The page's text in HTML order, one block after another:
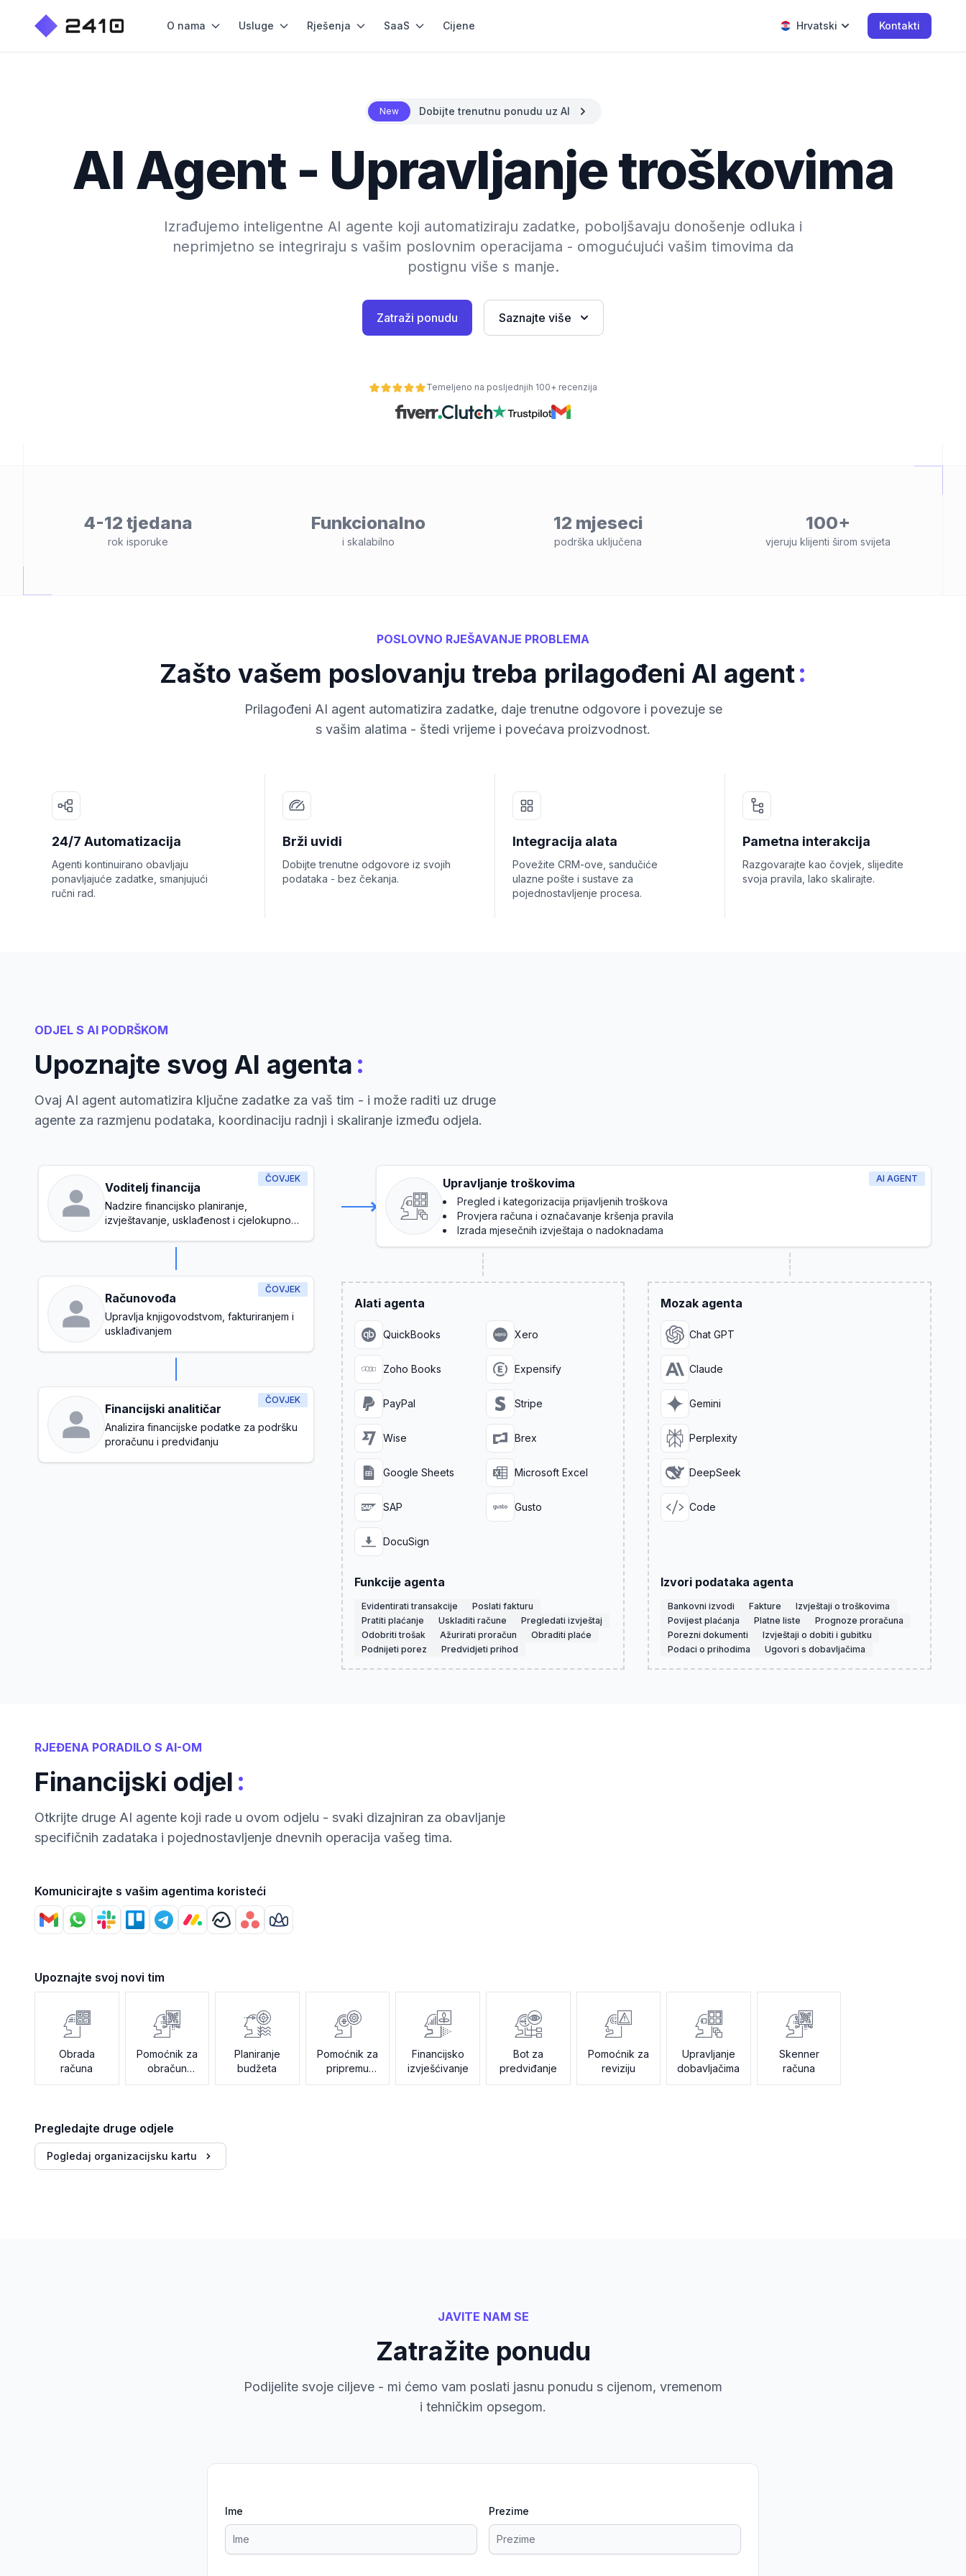
O nama Usluge Rješenja SaaS Cijene Hrvatski Kontakti
New Dobijte trenutnu ponudu uz AI
AI Agent - Upravljanje troškovima
Izrađujemo inteligentne AI agente koji automatiziraju zadatke, poboljšavaju donošenje odluka i
neprimjetno se integriraju s vašim poslovnim operacijama - omogućujući vašim timovima da
postignu više s manje.
Zatraži ponudu Saznajte više
Temeljeno na posljednjih 100+ recenzija
4-12 tjedana
rok isporuke
Funkcionalno
i skalabilno
12 mjeseci
podrška uključena
100+
vjeruju klijenti širom svijeta
POSLOVNO RJEŠAVANJE PROBLEMA
Zašto vašem poslovanju treba prilagođeni AI agent:
Prilagođeni AI agent automatizira zadatke, daje trenutne odgovore i povezuje se
s vašim alatima - štedi vrijeme i povećava proizvodnost.
24/7 Automatizacija
Agenti kontinuirano obavljaju
ponavljajuće zadatke, smanjujući
ručni rad.
Brži uvidi
Dobijte trenutne odgovore iz svojih
podataka - bez čekanja.
Integracija alata
Povežite CRM-ove, sandučiće
ulazne pošte i sustave za
pojednostavljenje procesa.
Pametna interakcija
Razgovarajte kao čovjek, slijedite
svoja pravila, lako skalirajte.
ODJEL S AI PODRŠKOM
Upoznajte svog AI agenta :
Ovaj AI agent automatizira ključne zadatke za vaš tim - i može raditi uz druge
agente za razmjenu podataka, koordinaciju radnji i skaliranje između odjela.
ČOVJEK
Voditelj financija
Nadzire financijsko planiranje,
izvještavanje, usklađenost i cjelokupno
ČOVJEK
Računovođa
Upravlja knjigovodstvom, fakturiranjem i
usklađivanjem
ČOVJEK
Financijski analitičar
Analizira financijske podatke za podršku
proračunu i predviđanju
AI AGENT
Upravljanje troškovima
Pregled i kategorizacija prijavljenih troškova
Provjera računa i označavanje kršenja pravila
Izrada mjesečnih izvještaja o nadoknadama
Alati agenta
QuickBooks Xero
Zoho Books Expensify
PayPal Stripe
Wise Brex
Google Sheets Microsoft Excel
SAP Gusto
DocuSign
Funkcije agenta
Evidentirati transakcije
Poslati fakturu
Pratiti plaćanje
Uskladiti račune
Pregledati izvještaj
Odobriti trošak
Ažurirati proračun
Obraditi plaće
Podnijeti porez
Predvidjeti prihod
Mozak agenta
Chat GPT
Claude
Gemini
Perplexity
DeepSeek
Code
Izvori podataka agenta
Bankovni izvodi Fakture
Izvještaji o troškovima
Povijest plaćanja
Platne liste
Prognoze proračuna
Porezni dokumenti
Izvještaji o dobiti i gubitku
Podaci o prihodima
Ugovori s dobavljačima
RJEĐENA PORADILO S AI-OM
Financijski odjel :
Otkrijte druge AI agente koji rade u ovom odjelu - svaki dizajniran za obavljanje
specifičnih zadataka i pojednostavljenje dnevnih operacija vašeg tima.
Komunicirajte s vašim agentima koristeći
Upoznajte svoj novi tim
Obrada
računa
Pomoćnik za
obračun
plaća
Planiranje
budžeta
Pomoćnik za
pripremu
poreza
Financijsko
izvješćivanje
Bot za
predviđanje
Pomoćnik za
reviziju
Upravljanje
dobavljačima
Skenner
računa
Pregledajte druge odjele
Pogledaj organizacijsku kartu
JAVITE NAM SE
Zatražite ponudu
Podijelite svoje ciljeve - mi ćemo vam poslati jasnu ponudu s cijenom, vremenom
i tehničkim opsegom.
Ime Prezime